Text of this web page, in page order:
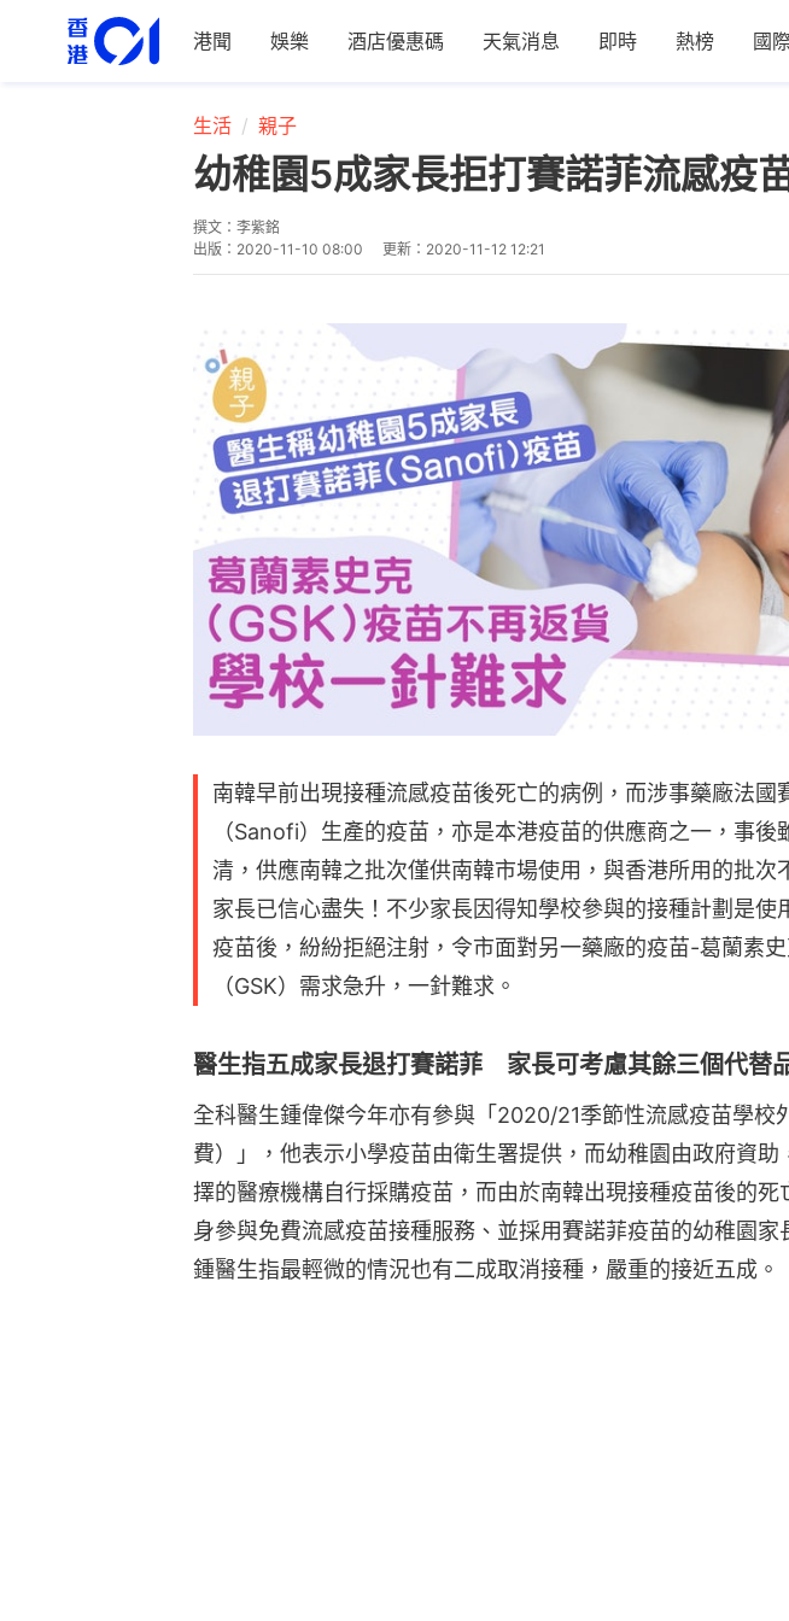
港聞 娛樂 酒店優惠碼 天氣消息 即時 熱榜 國
生活 親子
幼稚園5成家長拒打賽諾菲流感
撰文： 李紫銘
出版： 2020-11-10 08:00 更新： 2020-11-12 12:21
南韓早前出現接種流感疫苗後死亡的病例，而涉事藥廠法國
（Sanofi）生產的疫苗，亦是本港疫苗的供應商之一，事後
清，供應南韓之批次僅供南韓市場使用，與香港所用的批次
家長已信心盡失！不少家長因得知學校參與的接種計劃是使
疫苗後，紛紛拒絕注射，令市面對另一藥廠的疫苗-葛蘭素
（GSK）需求急升，一針難求。
醫生指五成家長退打賽諾菲 家長可考慮其餘三個代替
全科醫生鍾偉傑今年亦有參與「2020/21季節性流感疫苗學校
費）」，他表示小學疫苗由衛生署提供，而幼稚園由政府資助
擇的醫療機構自行採購疫苗，而由於南韓出現接種疫苗後的死
身參與免費流感疫苗接種服務、並採用賽諾菲疫苗的幼稚園家
鍾醫生指最輕微的情況也有二成取消接種，嚴重的接近五成。